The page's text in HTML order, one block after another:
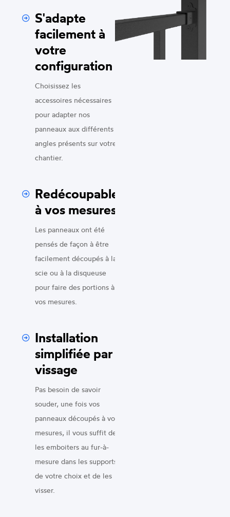
S'adapte
facilement à
votre
configuration
Choisissez les
accessoires nécessaires
pour adapter nos
panneaux aux différents
angles présents sur votre
chantier.
Redécoupable
à vos mesures
Les panneaux ont été
pensés de façon à être
facilement découpés à la
scie ou à la disqueuse
pour faire des portions à
vos mesures.
Installation
simplifiée par
vissage
Pas besoin de savoir
souder, une fois vos
panneaux découpés à vos
mesures, il vous suffit de
les emboiters au fur-à-
mesure dans les supports
de votre choix et de les
visser.